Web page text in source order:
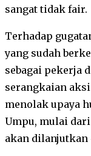
sangat tidak fair.
Terhadap
yang sudah
sebagai pekerja
serangkaian
menolak upaya
Umpu, mulai
akan dilanjutkan